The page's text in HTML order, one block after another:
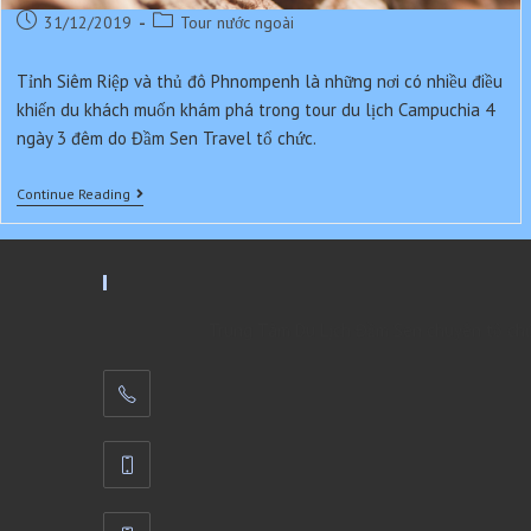
Post 31/12/2019
Post Tour nước ngoài
Tỉnh Siêm Riệp và thủ đô Phnompenh là những nơi có nhiều điều
khiến du khách muốn khám phá trong tour du lịch Campuchia 4
ngày 3 đêm do Đầm Sen Travel tổ chức.
Continue ReadingCampuchia:
Siem